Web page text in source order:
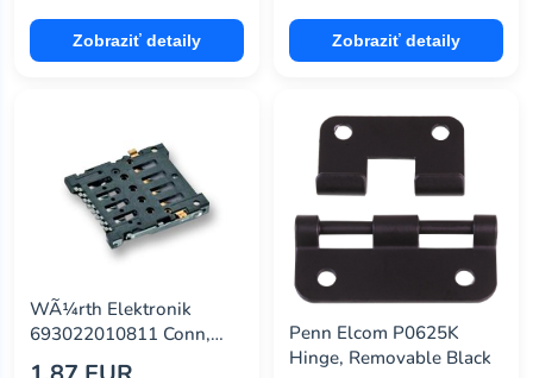
Zobraziť detaily Zobraziť detaily
WÃ¼rth Elektronik
693022010811 Conn,
Micro Sim, Hinge, 8Pos
Penn Elcom P0625K
Hinge, Removable Black